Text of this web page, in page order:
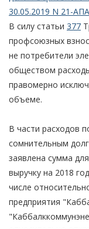
30.05.2019 N 21-
В силу статьи 377
профсоюзных
не потребители
обществом
правомерно
объеме.
В части расходов
сомнительным
заявлена сумма
выручку на 2018
числе
предприятия